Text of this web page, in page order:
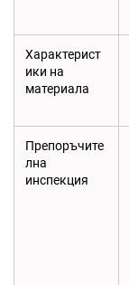
Характерист
ики на
материала
Препоръчите
лна
инспекция